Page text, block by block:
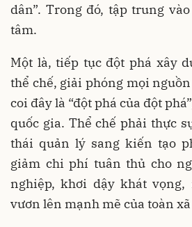
dân”. Trong đó, tập trung
tâm.
Một là, tiếp tục đột phá xây
thể chế, giải phóng mọi
coi đây là “đột phá của đột
quốc gia. Thể chế phải thực
thái quản lý sang kiến tạo
giảm chi phí tuân thủ cho
nghiệp, khơi dậy khát
vươn lên mạnh mẽ của toàn